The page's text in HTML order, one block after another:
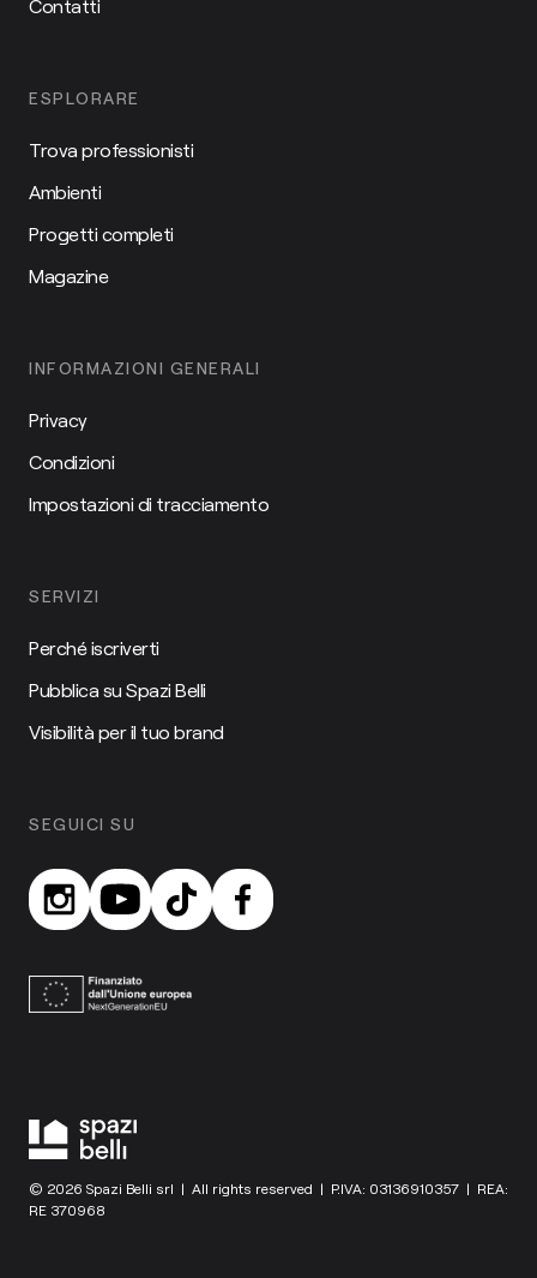
Contatti
ESPLORARE
Trova professionisti
Ambienti
Progetti completi
Magazine
INFORMAZIONI GENERALI
Privacy
Condizioni
Impostazioni di tracciamento
SERVIZI
Perché iscriverti
Pubblica su Spazi Belli
Visibilità per il tuo brand
SEGUICI SU
© 2026 Spazi Belli srl | All rights reserved | P.IVA: 03136910357 | REA:
RE 370968